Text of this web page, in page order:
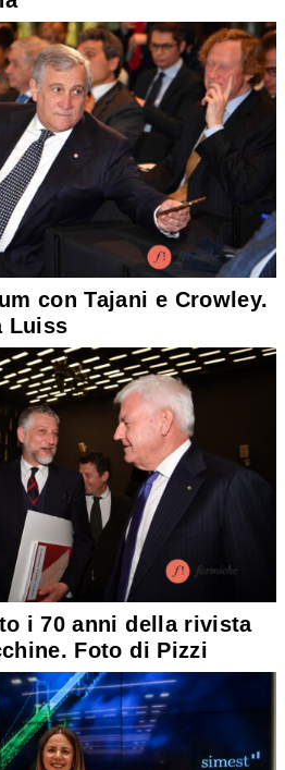
con Tajani e Crowley.
Luiss
i 70 anni della rivista
Foto di Pizzi